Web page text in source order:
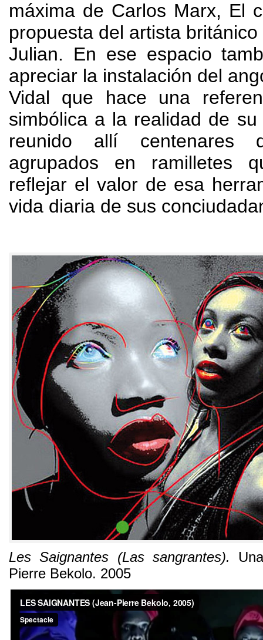
máxima de Carlos Marx, El
propuesta del artista
Julian. En ese espacio
apreciar la instalación del
Vidal que hace una
simbólica a la realidad de su
reunido allí centenares
agrupados en ramilletes
reflejar el valor de esa
vida diaria de sus
Les Saignantes (Las sangrantes).
Pierre Bekolo. 2005